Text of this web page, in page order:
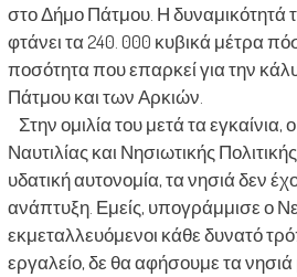
στο Δήμο Πάτμου. Η δυναμικότητά
φτάνει τα 240. 000 κυβικά μέτρα
ποσότητα που επαρκεί για την
Πάτμου και των Αρκιών.
Στην ομιλία του μετά τα
Ναυτιλίας και Νησιωτικής
υδατική αυτονομία, τα νησιά δεν
ανάπτυξη. Εμείς, υπογράμμισε ο
εκμεταλλευόμενοι κάθε δυνατό
εργαλείο, δε θα αφήσουμε τα